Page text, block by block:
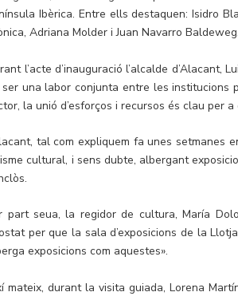
Ibèrica. Entre ells destaquen: Isidro
Adriana Molder i Juan Navarro Baldeweg.
l’acte d’inauguració l’alcalde
una labor conjunta entre les institucions
la unió d’esforços i recursos és clau per
tal com expliquem fa unes setmanes
cultural, i sens dubte, albergant
part seua, la regidor de cultura, María
per que la sala d’exposicions de la
exposicions com aquestes».
mateix, durant la visita guiada, Lorena